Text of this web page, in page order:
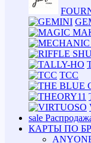
TCC
sale
КАРТЫ ПО